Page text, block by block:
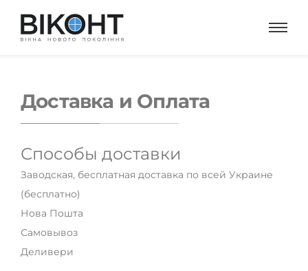
Доставка и Оплата
Способы доставки
Заводская, бесплатная доставка по всей Украине
(бесплатно)
Нова Пошта
Самовывоз
Деливери